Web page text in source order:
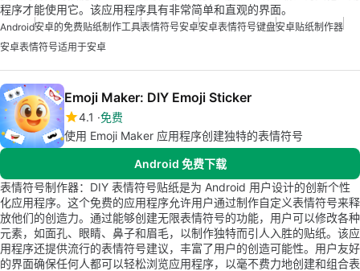
程序才能使用它。该应用程序具有非常简单和直观的界面。
Android安卓的免费贴纸制作工具表情符号安卓安卓表情符号键盘安卓贴纸制作器
安卓表情符号适用于安卓
Emoji Maker: DIY Emoji Sticker
4.1 免费
使用 Emoji Maker 应用程序创建独特的表情符号
Android 免费下载
表情符号制作器：DIY 表情符号贴纸是为 Android 用户设计的创新个性
化应用程序。这个免费的应用程序允许用户通过制作自定义表情符号来释
放他们的创造力。通过能够创建无限表情符号的功能，用户可以修改各种
元素，如面孔、眼睛、鼻子和眉毛，以制作独特而引人入胜的贴纸。该应
用程序还提供流行的表情符号建议，丰富了用户的创造可能性。用户友好
的界面确保任何人都可以轻松浏览应用程序，以毫不费力地创建和组合表